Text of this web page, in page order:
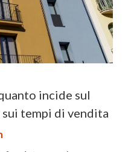
incide sul
tempi di vendita